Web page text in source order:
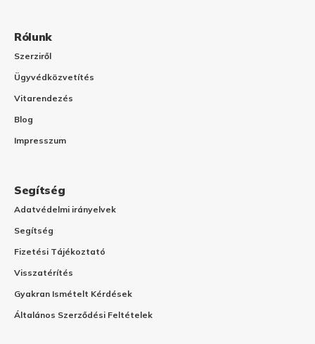
Rólunk
Szerziről
Ügyvédközvetítés
Vitarendezés
Blog
Impresszum
Segítség
Adatvédelmi irányelvek
Segítség
Fizetési Tájékoztató
Visszatérítés
Gyakran Ismételt Kérdések
Általános Szerződési Feltételek